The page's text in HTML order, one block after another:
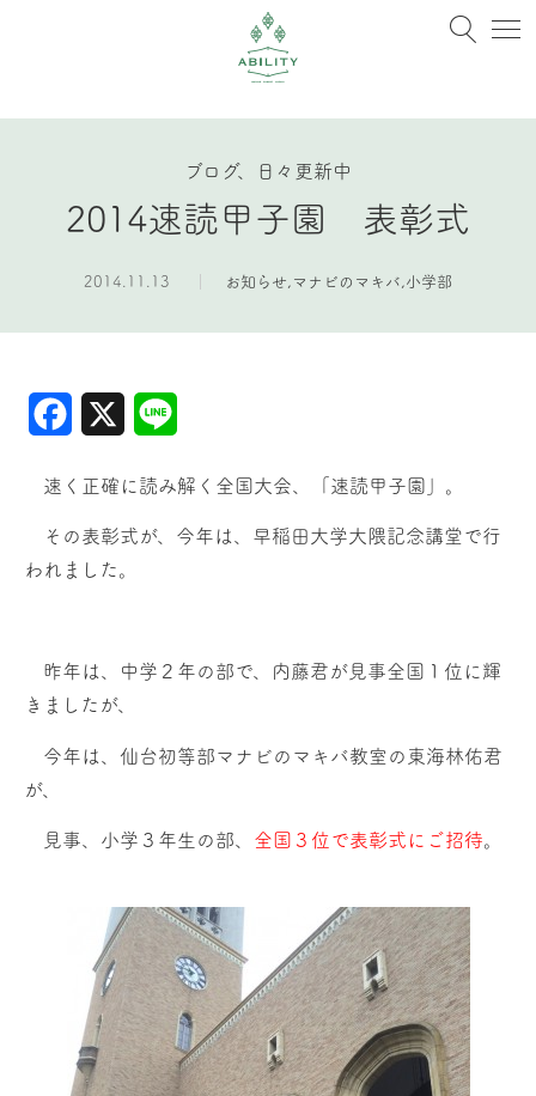
ブログ、日々更新中
2014速読甲子園 表彰式
2014.11.13 お知らせ , マナビのマキバ ,小学部
Facebook
速く正確に読み解く全国大会、「速読甲子園」。
その表彰式が、今年は、早稲田大学大隈記念講堂で行
われました。
昨年は、中学２年の部で、内藤君が見事全国１位に輝
きましたが、
今年は、仙台初等部マナビのマキバ教室の東海林佑君
が、
見事、小学３年生の部、 全国３位で表彰式にご招待。